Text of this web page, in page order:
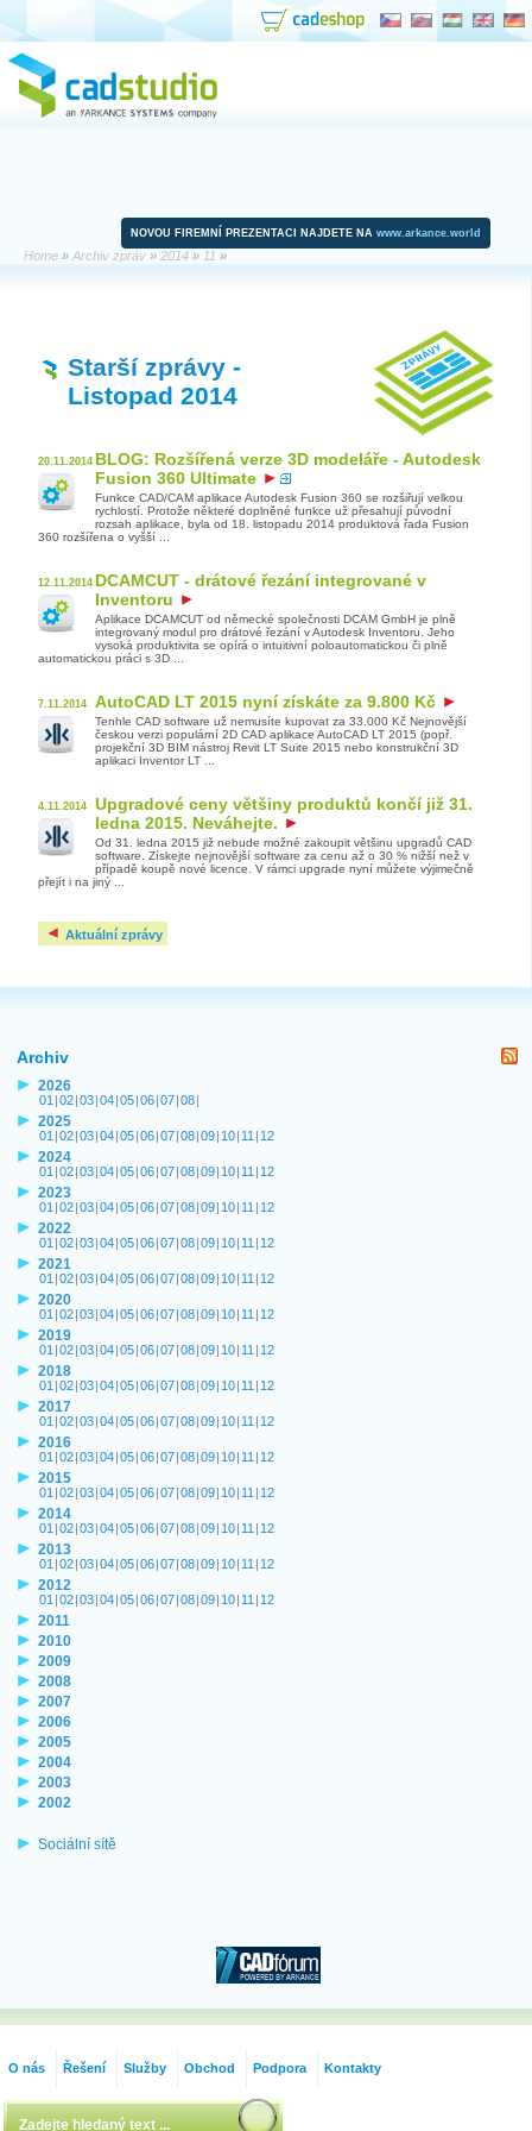
NOVOU FIREMNÍ PREZENTACI NAJDETE NA www.arkance.world
Home » Archiv zpráv » 2014 » 11 »
Starší zprávy -
Listopad 2014
20.11.2014 BLOG: Rozšířená verze 3D modeláře - Autodesk
Fusion 360 Ultimate
Funkce CAD/CAM aplikace Autodesk Fusion 360 se rozšiřují velkou
rychlostí. Protože některé doplněné funkce už přesahují původní
rozsah aplikace, byla od 18. listopadu 2014 produktová řada Fusion
360 rozšířena o vyšší ...
12.11.2014 DCAMCUT - drátové řezání integrované v
Inventoru
Aplikace DCAMCUT od německé společnosti DCAM GmbH je plně
integrovaný modul pro drátové řezání v Autodesk Inventoru. Jeho
vysoká produktivita se opírá o intuitivní poloautomatickou či plně
automatickou práci s 3D ...
7.11.2014 AutoCAD LT 2015 nyní získáte za 9.800 Kč
Tenhle CAD software už nemusíte kupovat za 33.000 Kč Nejnovější
českou verzi populární 2D CAD aplikace AutoCAD LT 2015 (popř.
projekční 3D BIM nástroj Revit LT Suite 2015 nebo konstrukční 3D
aplikaci Inventor LT ...
4.11.2014
Upgradové ceny většiny produktů končí již 31.
ledna 2015. Neváhejte.
Od 31. ledna 2015 již nebude možné zakoupit většinu upgradů CAD
software. Získejte nejnovější software za cenu až o 30 % nižší než v
případě koupě nové licence. V rámci upgrade nyní můžete výjimečně
přejít i na jiný ...
Aktuální zprávy
Archiv
2026
01 |02|03|04|05|06|07|08|
2025
01 |02|03|04|05|06|07|08|09| 10| 11 | 12
2024
01 |02|03|04|05|06|07|08|09| 10| 11 | 12
2023
01 |02|03|04|05|06|07|08|09| 10| 11 | 12
2022
01 |02|03|04|05|06|07|08|09| 10| 11 | 12
2021
01 |02|03|04|05|06|07|08|09| 10| 11 | 12
2020
01 |02|03|04|05|06|07|08|09| 10| 11 | 12
2019
01 |02|03|04|05|06|07|08|09| 10| 11 | 12
2018
01 |02|03|04|05|06|07|08|09| 10| 11 | 12
2017
01 |02|03|04|05|06|07|08|09| 10| 11 | 12
2016
01 |02|03|04|05|06|07|08|09| 10| 11 | 12
2015
01 |02|03|04|05|06|07|08|09| 10| 11 | 12
2014
01 |02|03|04|05|06|07|08|09| 10| 11 | 12
2013
01 |02|03|04|05|06|07|08|09| 10| 11 | 12
2012
01 |02|03|04|05|06|07|08|09| 10| 11 | 12
2011
2010
2009
2008
2007
2006
2005
2004
2003
2002
Sociální sítě
O nás Řešení Služby Obchod Podpora Kontakty